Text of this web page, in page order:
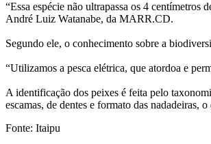
“Essa espécie não ultrapassa os 4 centímetros
André Luiz Watanabe, da MARR.CD.
Segundo ele, o conhecimento sobre a
“Utilizamos a pesca elétrica, que atordoa e
A identificação dos peixes é feita pelo
escamas, de dentes e formato das nadadeiras,
Fonte: Itaipu